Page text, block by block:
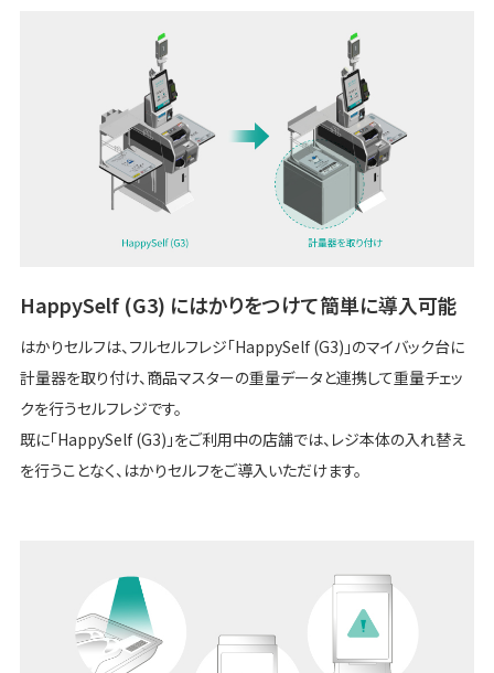
HappySelf (G3) にはかりをつけて簡単に導入可能
はかりセルフは、フルセルフレジ「HappySelf (G3)」のマイバック台に
計量器を取り付け、商品マスターの重量データと連携して重量チェッ
クを行うセルフレジです。
既に「HappySelf (G3)」をご利用中の店舗では、レジ本体の入れ替え
を行うことなく、はかりセルフをご導入いただけます。